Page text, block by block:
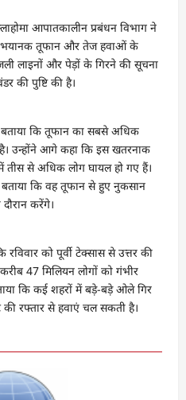
आपातकालीन प्रबंधन विभाग ने
भयानक तूफान और तेज हवाओं के
लाइनों और पेड़ों के गिरने की सूचना
की पुष्टि की है।
बताया कि तूफान का सबसे अधिक
उन्होंने आगे कहा कि इस खतरनाक
से अधिक लोग घायल हो गए हैं।
कि वह तूफान से हुए नुकसान
करेंगे।
रविवार को पूर्वी टेक्सास से उत्तर की
47 मिलियन लोगों को गंभीर
कि कई शहरों में बड़े-बड़े ओले गिर
की रफ्तार से हवाएं चल सकती है।